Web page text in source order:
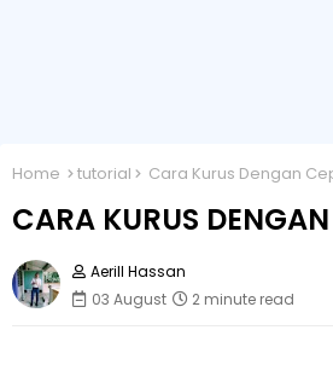
Home tutorial Cara Kurus Dengan
CARA KURUS
Aerill Hassan
03 August
2 minute read